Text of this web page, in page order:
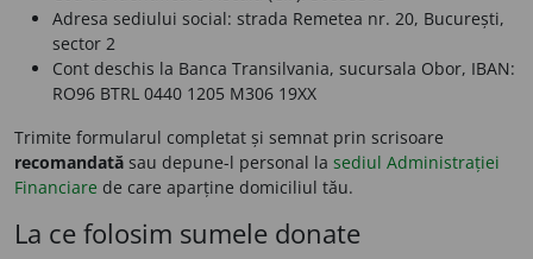
Adresa sediului social: strada Remetea nr. 20, București,
sector 2
Cont deschis la Banca Transilvania, sucursala Obor, IBAN:
RO96 BTRL 0440 1205 M306 19XX
Trimite formularul completat și semnat prin scrisoare
recomandată sau depune-l personal la sediul Administrației
Financiare de care aparține domiciliul tău.
La ce folosim sumele donate